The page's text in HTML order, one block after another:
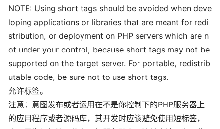
NOTE: Using short tags should be avoided when deve
loping applications or libraries that are meant for redi
stribution, or deployment on PHP servers which are n
ot under your control, because short tags may not be
supported on the target server. For portable, redistrib
utable code, be sure not to use short tags.
允许标签。
注意：意图发布或者运用在不是你控制下的PHP服务器上
的应用程序或者源码库，其开发时应该避免使用短标签，